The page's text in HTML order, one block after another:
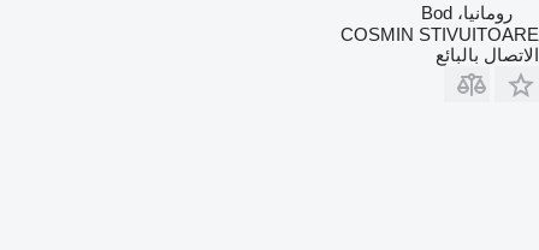
رومانيا، Bod
COSMIN STIVUITOARE
الاتصال بالبائع